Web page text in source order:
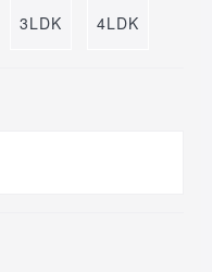
3LDK 4LDK